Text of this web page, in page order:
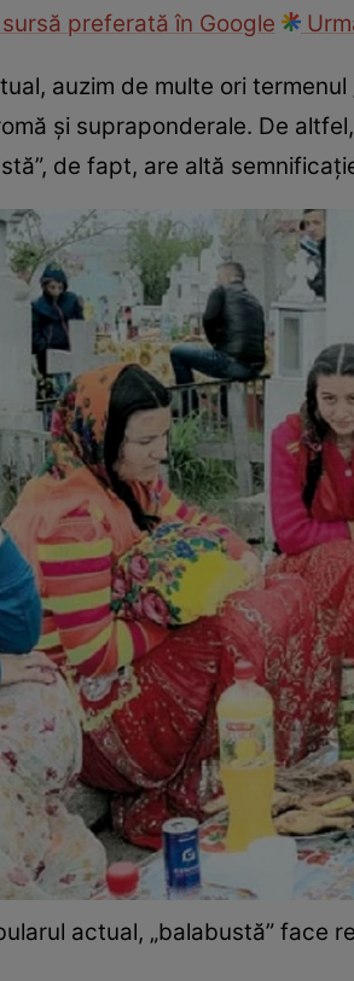
preferată în Google
auzim de multe ori
și supraponderale. De
de fapt, are altă
actual, „balabustă” face